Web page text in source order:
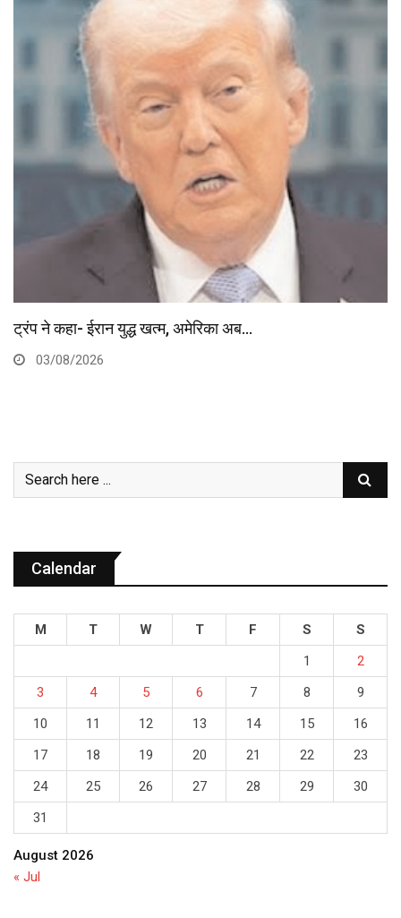
नेपाल में बिगड़े हालात: तनाव के बाद कई…
31/07/2026
Calendar
August 2026
M T W T F S
S
1
2
3
4 5 6 7 8
9
10
11 12 13 14 15
16
17
18 19 20 21 22
23
24
25 26 27 28 29
30
31
« Jul